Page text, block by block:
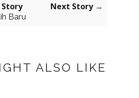
Baru
Next Story →
ALSO LIKE